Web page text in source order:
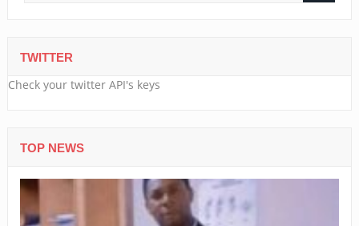
TWITTER
Check your twitter API's keys
TOP NEWS